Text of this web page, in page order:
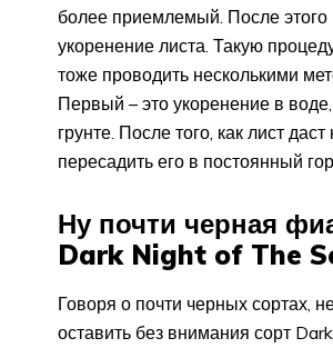
более приемлемый. После этого
укоренение листа. Такую
тоже проводить несколькими
Первый – это укоренение в
грунте. После того, как лист
пересадить его в постоянный
Ну почти черная
Dark Night of The
Говоря о почти черных сортах,
оставить без внимания сорт